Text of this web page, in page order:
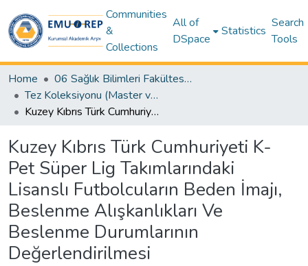
Communities
&
Collections
All of
DSpace
Statistics
Search
Tools
Home
06 Sağlık Bilimleri Fakültesi (Faculty of Health Sciences)
Tez Koleksiyonu (Master ve Doktora) – Sağlık Bilimleri / Theses (Master’s and Ph.D.) – Health Sciences
Kuzey Kıbrıs Türk Cumhuriyeti K-Pet Süper Lig Takımlarındaki Lisanslı Futbolcuların Beden İmajı, Beslenme Alışkanlıkları Ve Beslenme Durumlarının Değerlendirilmesi
Kuzey Kıbrıs Türk Cumhuriyeti K-
Pet Süper Lig Takımlarındaki
Lisanslı Futbolcuların Beden İmajı,
Beslenme Alışkanlıkları Ve
Beslenme Durumlarının
Değerlendirilmesi